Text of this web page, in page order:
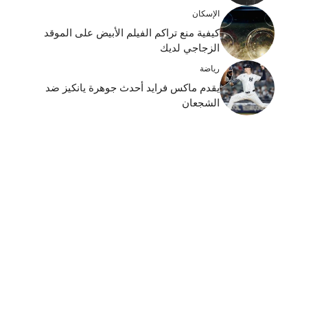
الإسكان
كيفية منع تراكم الفيلم الأبيض على الموقد
الزجاجي لديك
رياضة
يقدم ماكس فرايد أحدث جوهرة يانكيز ضد
الشجعان